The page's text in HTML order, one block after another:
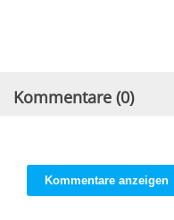
Kommentare (0)
Kommentare anzeigen